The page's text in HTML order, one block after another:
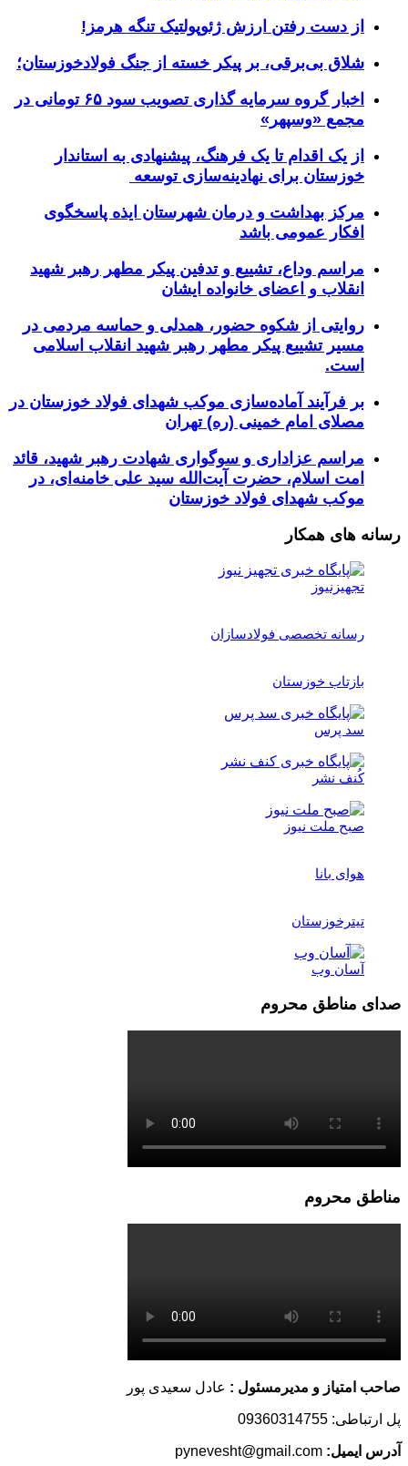
از دست رفتن ارزش ژئوپولتیک تنگه هرمز!
شلاق‌ بی‌برقی، بر پیکر خسته‌ از جنگ فولادخوزستان؛
اخبار گروه سرمایه گذاری تصویب سود ۶۵ تومانی در
مجمع «وسپهر»
از یک اقدام تا یک فرهنگ، پیشنهادی به استاندار
خوزستان برای نهادینه‌سازی توسعه
مرکز بهداشت و درمان شهرستان ایذه پاسخگوی
افکار عمومی باشد
مراسم وداع، تشییع و تدفین پیکر مطهر رهبر شهید
انقلاب و اعضای خانواده ایشان
روایتی از شکوه حضور، همدلی و حماسه مردمی در
مسیر تشییع پیکر مطهر رهبر شهید انقلاب اسلامی
است.
بر فرآیند آماده‌سازی موکب شهدای فولاد خوزستان در
مصلای امام خمینی (ره) تهران
مراسم عزاداری و سوگواری شهادت رهبر شهید، قائد
امت اسلام، حضرت آیت‌الله سید علی خامنه‌ای، در
موکب شهدای فولاد خوزستان
رسانه های همکار
تجهیزنیوز
رسانه تخصصی فولادسازان
بازتاب خوزستان
سد پرس
کُنف نشر
صبح ملت نیوز
هوای بانا
تیترخوزستان
آسان وب
صدای مناطق محروم
مناطق محروم
صاحب امتیاز و مدیرمسئول : عادل سعیدی پور
پل ارتباطی: 09360314755
آدرس ایمیل: